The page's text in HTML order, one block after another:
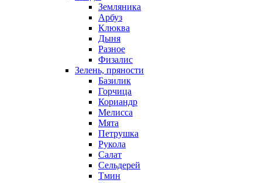
Земляника
Арбуз
Клюква
Дыня
Разное
Физалис
Зелень, пряности
Базилик
Горчица
Кориандр
Мелисса
Мята
Петрушка
Рукола
Салат
Сельдерей
Тмин